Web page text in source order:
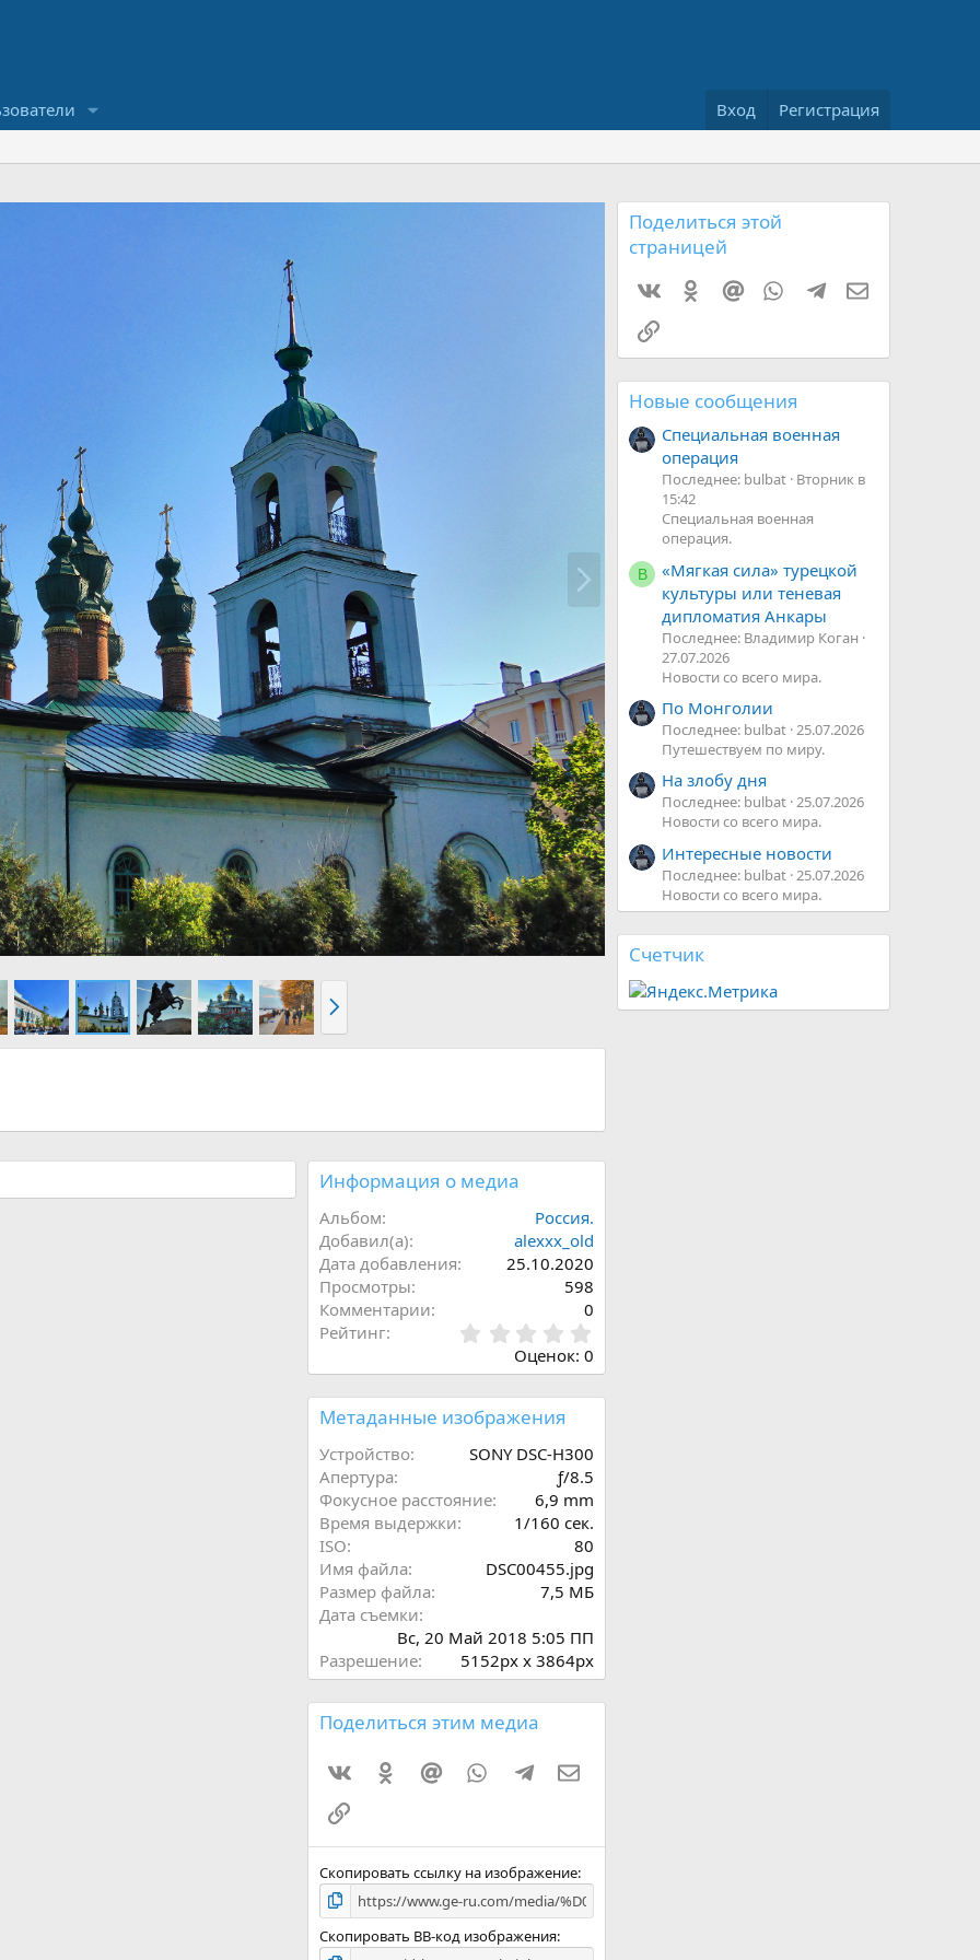
Вход Регистрация
е
д
п
е
Информация о медиа
Альбом
Россия.
Добавил(а)
alexxx_old
Дата добавления
25.10.2020
Просмотры
598
Комментарии
0
Рейтинг
0
Оценок: 0
Метаданные изображения
Устройство
SONY DSC-H300
Апертура
ƒ/8.5
Фокусное расстояние
6,9 mm
Время выдержки
1/160 сек.
ISO
80
Имя файла
DSC00455.jpg
Размер файла
7,5 МБ
Дата съемки
Вс, 20 Май 2018 5:05 ПП
Разрешение
5152px x 3864px
Поделиться этим медиа
VkontakteOdnoklassniki
Mail.ruWhatsAppTelegramЭлектронная почта
Ссылка
Скопировать ссылку на изображение
Скопировать BB-код изображения
Поделиться этой
страницей
VkontakteOdnoklassniki
Mail.ru WhatsAppTelegramЭлектронная
Ссылка
Новые сообщения
Специальная военная
операция
Последнее: bulbat Вторник в
15:42
Специальная военная
операция.
В
«Мягкая сила» турецкой
культуры или теневая
дипломатия Анкары
Последнее: Владимир Коган
27.07.2026
Новости со всего мира.
По Монголии
Последнее: bulbat 25.07.2026
Путешествуем по миру.
На злобу дня
Последнее: bulbat 25.07.2026
Новости со всего мира.
Интересные новости
Последнее: bulbat 25.07.2026
Новости со всего мира.
Счетчик